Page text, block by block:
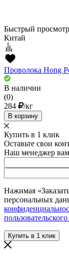
Быстрый просмотр
Китай
Проволока Hong
В наличии
(0)
284
/кг
В корзину
Купить в 1 клик
Оставьте свои
Наш менеджер
Нажимая
персональных